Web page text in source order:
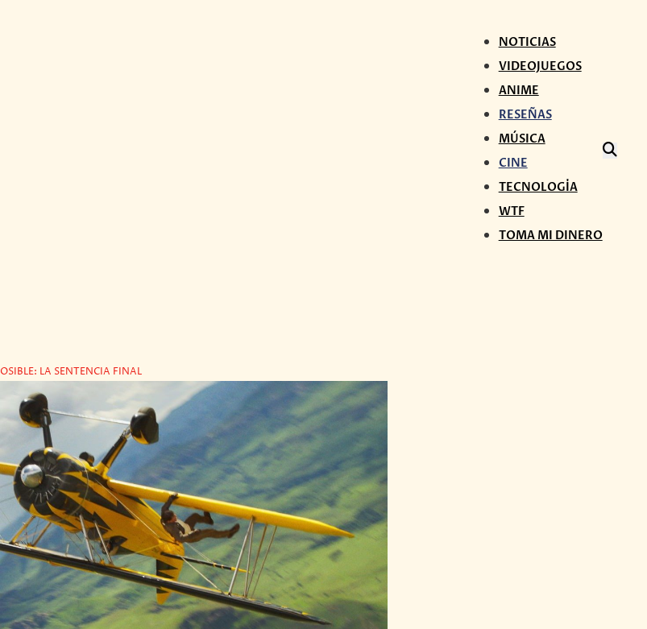
NOTICIAS
VIDEOJUEGOS
ANIME
RESEÑAS
MÚSICA
CINE
TECNOLOGÍA
WTF
TOMA MI DINERO
LA SENTENCIA FINAL